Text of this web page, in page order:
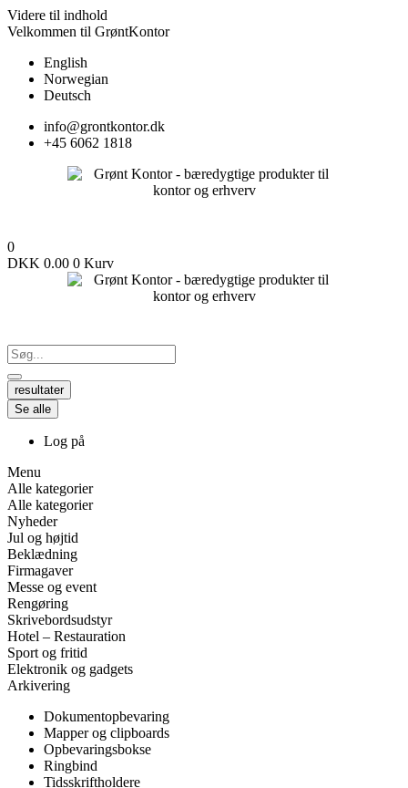
Videre til indhold
Velkommen til GrøntKontor
English
Norwegian
Deutsch
info@grontkontor.dk
+45 6062 1818
0
DKK 0.00 0 Kurv
resultater
Se alle
Log på
Menu
Alle kategorier
Alle kategorier
Nyheder
Jul og højtid
Beklædning
Firmagaver
Messe og event
Rengøring
Skrivebordsudstyr
Hotel – Restauration
Sport og fritid
Elektronik og gadgets
Arkivering
Dokumentopbevaring
Mapper og clipboards
Opbevaringsbokse
Ringbind
Tidsskriftholdere